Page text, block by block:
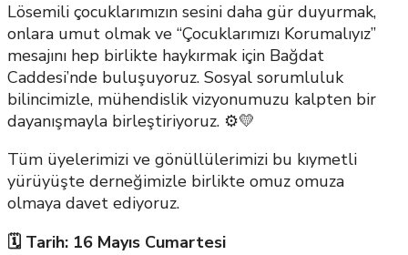
Lösemili çocuklarımızın sesini daha gür duyurmak,
onlara umut olmak ve “Çocuklarımızı Korumalıyız”
mesajını hep birlikte haykırmak için Bağdat
Caddesi’nde buluşuyoruz. Sosyal sorumluluk
bilincimizle, mühendislik vizyonumuzu kalpten bir
dayanışmayla birleştiriyoruz. ⚙️💛
Tüm üyelerimizi ve gönüllülerimizi bu kıymetli
yürüyüşte derneğimizle birlikte omuz omuza
olmaya davet ediyoruz.
🗓️ Tarih: 16 Mayıs Cumartesi